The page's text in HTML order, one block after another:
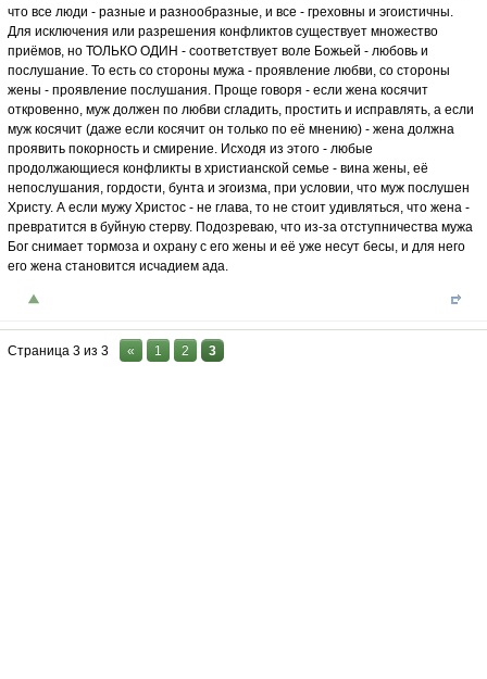
что все люди - разные и разнообразные, и все - греховны и эгоистичны.
Для исключения или разрешения конфликтов существует множество
приёмов, но ТОЛЬКО ОДИН - соответствует воле Божьей - любовь и
послушание. То есть со стороны мужа - проявление любви, со стороны
жены - проявление послушания. Проще говоря - если жена косячит
откровенно, муж должен по любви сгладить, простить и исправлять, а если
муж косячит (даже если косячит он только по её мнению) - жена должна
проявить покорность и смирение. Исходя из этого - любые
продолжающиеся конфликты в христианской семье - вина жены, её
непослушания, гордости, бунта и эгоизма, при условии, что муж послушен
Христу. А если мужу Христос - не глава, то не стоит удивляться, что жена -
превратится в буйную стерву. Подозреваю, что из-за отступничества мужа
Бог снимает тормоза и охрану с его жены и её уже несут бесы, и для него
его жена становится исчадием ада.
Страница 3 из 3 « 1 2 3